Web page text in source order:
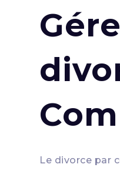
Le divorce par